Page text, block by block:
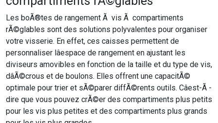
Les boÃ®tes de rangement Ã vis Ã compartiments
rÃ©glables sont des solutions polyvalentes pour organiser
votre visserie. En effet, ces caisses permettent de
personnaliser lâespace de rangement en ajustant les
diviseurs amovibles en fonction de la taille et du type de vis,
dâÃ©crous et de boulons. Elles offrent une capacitÃ©
optimale pour trier et sÃ©parer diffÃ©rents outils. Câest-Ã -
dire que vous pouvez crÃ©er des compartiments plus petits
pour les vis plus petites et des compartiments plus grands